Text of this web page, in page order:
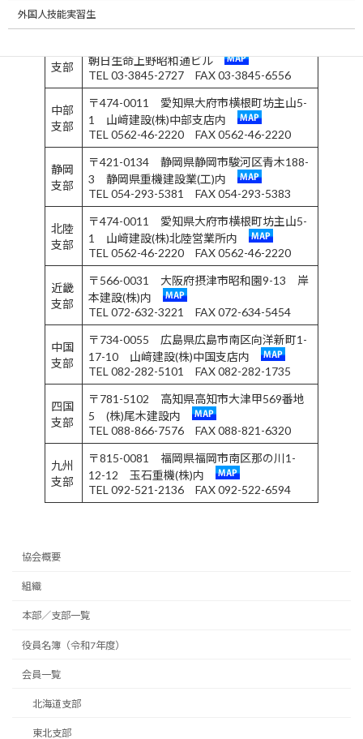
支部
TEL 0182-32-2680 FAX 0182-32-7500
支部
朝日生命上野昭和通ビル
TEL 03-3845-2727 FAX 03-3845-6556
中部
支部
〒474-0011 愛知県大府市横根町坊主山5-
1 山﨑建設(株)中部支店内
TEL 0562-46-2220 FAX 0562-46-2220
静岡
支部
〒421-0134 静岡県静岡市駿河区青木188-
3 静岡県重機建設業(工)内
TEL 054-293-5381 FAX 054-293-5383
北陸
支部
〒474-0011 愛知県大府市横根町坊主山5-
1 山﨑建設(株)北陸営業所内
TEL 0562-46-2220 FAX 0562-46-2220
近畿
支部
〒566-0031 大阪府摂津市昭和園9-13 岸
本建設(株)内
TEL 072-632-3221 FAX 072-634-5454
中国
支部
〒734-0055 広島県広島市南区向洋新町1-
17-10 山﨑建設(株)中国支店内
TEL 082-282-5101 FAX 082-282-1735
四国
支部
〒781-5102 高知県高知市大津甲569番地
5 (株)尾木建設内
TEL 088-866-7576 FAX 088-821-6320
九州
支部
〒815-0081 福岡県福岡市南区那の川1-
12-12 玉石重機(株)内
TEL 092-521-2136 FAX 092-522-6594
協会概要
組織
本部／支部一覧
役員名簿（令和7年度）
会員一覧
北海道支部
東北支部
外国人技能実習生